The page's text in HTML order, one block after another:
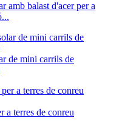
amb balast d'acer per a
de mini carrils de
a terres de conreu